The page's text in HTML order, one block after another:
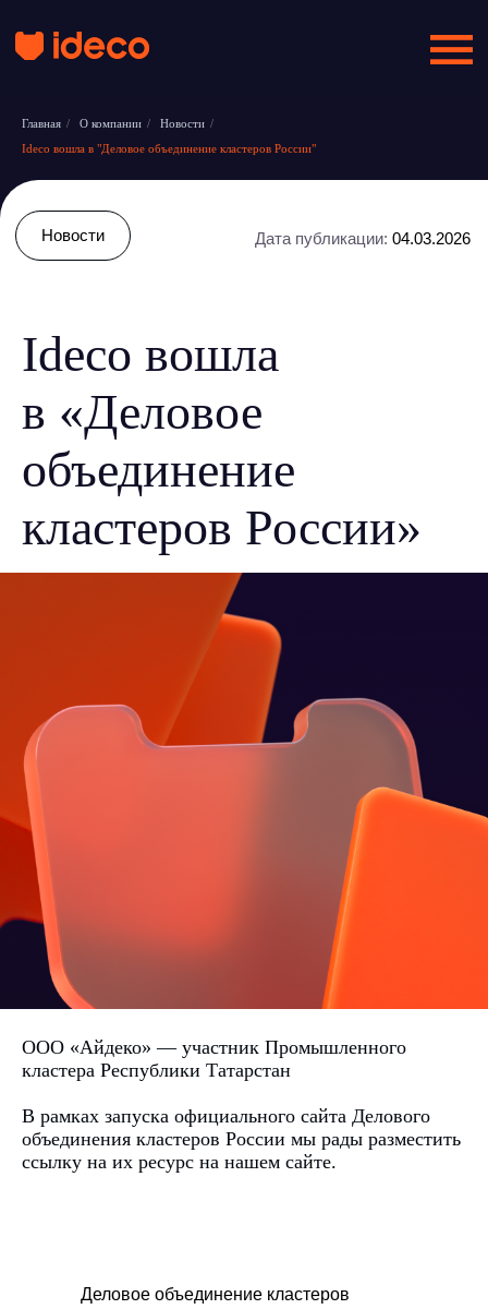
Главная / О компании / Новости /
Ideco вошла в "Деловое объединение кластеров России"
Ideco вошла
в «Деловое
объединение
кластеров России»
ООО «Айдеко» — участник Промышленного
кластера Республики Татарстан
В рамках запуска официального сайта Делового
объединения кластеров России мы рады разместить
ссылку на их ресурс на нашем сайте.
Деловое объединение кластеров